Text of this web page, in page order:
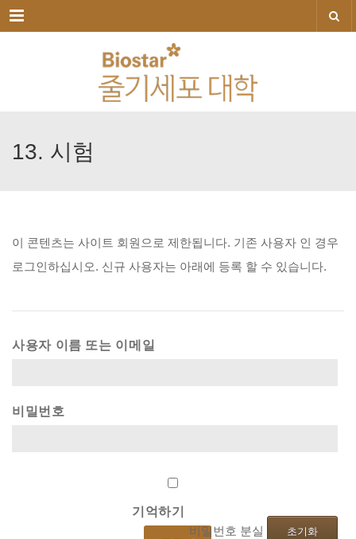
메뉴
13. 시험
이 콘텐츠는 사이트 회원으로 제한됩니다. 기존 사용자 인 경우
로그인하십시오. 신규 사용자는 아래에 등록 할 수 있습니다.
사용자 이름 또는 이메일
비밀번호
기억하기
비밀번호 분실 초기화